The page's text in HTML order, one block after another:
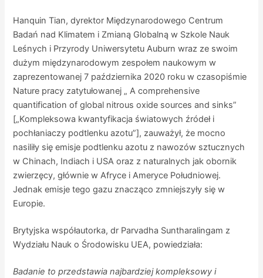
Hanquin Tian, dyrektor Międzynarodowego Centrum
Badań nad Klimatem i Zmianą Globalną w Szkole Nauk
Leśnych i Przyrody Uniwersytetu Auburn wraz ze swoim
dużym międzynarodowym zespołem naukowym w
zaprezentowanej 7 października 2020 roku w czasopiśmie
Nature pracy zatytułowanej „ A comprehensive
quantification of global nitrous oxide sources and sinks”
[„Kompleksowa kwantyfikacja światowych źródeł i
pochłaniaczy podtlenku azotu”], zauważył, że mocno
nasiliły się emisje podtlenku azotu z nawozów sztucznych
w Chinach, Indiach i USA oraz z naturalnych jak obornik
zwierzęcy, głównie w Afryce i Ameryce Południowej.
Jednak emisje tego gazu znacząco zmniejszyły się w
Europie.
Brytyjska współautorka, dr Parvadha Suntharalingam z
Wydziału Nauk o Środowisku UEA, powiedziała:
Badanie to przedstawia najbardziej kompleksowy i